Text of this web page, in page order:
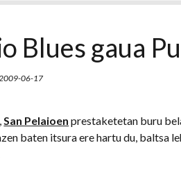
Blues gaua
2009-06-17
San Pelaioen prestaketetan buru
baten itsura ere hartu du, baltsa